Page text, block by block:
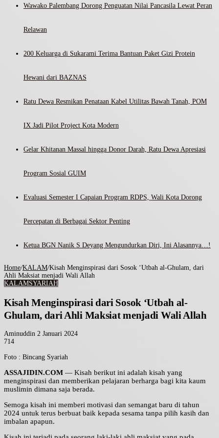
Wawako Palembang Dorong Penguatan Nilai Pancasila Lewat Peran
Relawan
200 Keluarga di Sukarami Terima Bantuan Paket Gizi Protein
Hewani dari BAZNAS
Ratu Dewa Resmikan Penataan Kabel Utilitas Bawah Tanah, POM
IX Jadi Pilot Project Kota Modern
Gelar Khitanan Massal hingga Donor Darah, Ratu Dewa Apresiasi
Program Sosial GUIM
Evaluasi Semester I Capaian Program RDPS, Wali Kota Dorong
Percepatan di Berbagai Sektor Penting
Ketua BGN Nanik S Deyang Mengundurkan Diri, Ini Alasannya…!
Home/KALAM/Kisah Menginspirasi dari Sosok ‘Utbah al-Ghulam, dari
Ahli Maksiat menjadi Wali Allah
KALAMSYARIAH
Kisah Menginspirasi dari Sosok ‘Utbah al-
Ghulam, dari Ahli Maksiat menjadi Wali Allah
Aminuddin Send
2 Januari 2024
714
Foto : Bincang Syariah
ASSAJIDIN.COM — Kisah berikut ini adalah kisah yang
menginspirasi dan memberikan pelajaran berharga bagi kita kaum
muslimin dimana saja berada.
Semoga kisah ini memberi motivasi dan semangat baru di tahun
2024 untuk terus berbuat baik kepada sesama tanpa pilih kasih dan
imbalan apapun.